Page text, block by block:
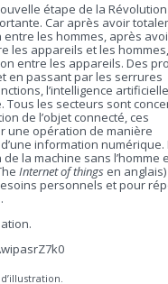
étape de la Révolution
Car après avoir
les hommes, après
les appareils et les
entre les appareils. Des
en passant par les serrures
l’intelligence artificielle
les secteurs sont
de l’objet connecté, ces
une opération de manière
information numérique.
la machine sans l’homme
Internet of things en
personnels et pour